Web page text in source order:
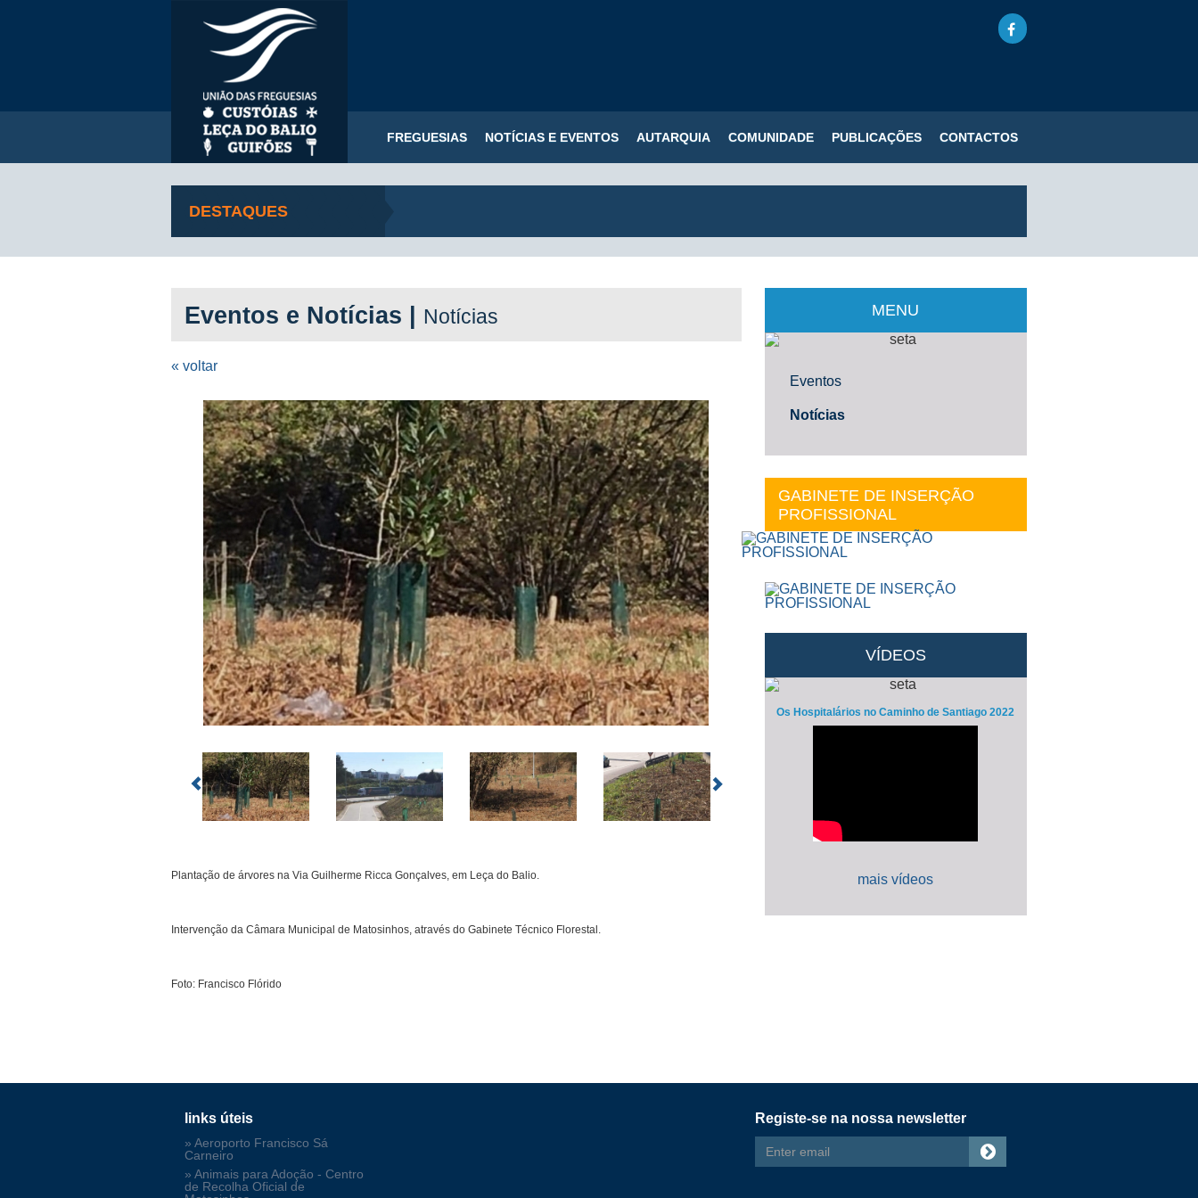
FREGUESIAS NOTÍCIAS E EVENTOS AUTARQUIA COMUNIDADE PUBLICAÇÕES CONTACTOS
DESTAQUES
Eventos e Notícias | Notícias
« voltar
Plantação de árvores na Via Guilherme Ricca Gonçalves, em Leça do Balio.
Intervenção da Câmara Municipal de Matosinhos, através do Gabinete Técnico Florestal.
Foto: Francisco Flórido
MENU
Eventos
Notícias
GABINETE DE INSERÇÃO
PROFISSIONAL
VÍDEOS
Os Hospitalários no Caminho de Santiago 2022
mais vídeos
links úteis
» Aeroporto Francisco Sá
Carneiro
» Animais para Adoção - Centro
de Recolha Oficial de
Registe-se na nossa newsletter
Email
address